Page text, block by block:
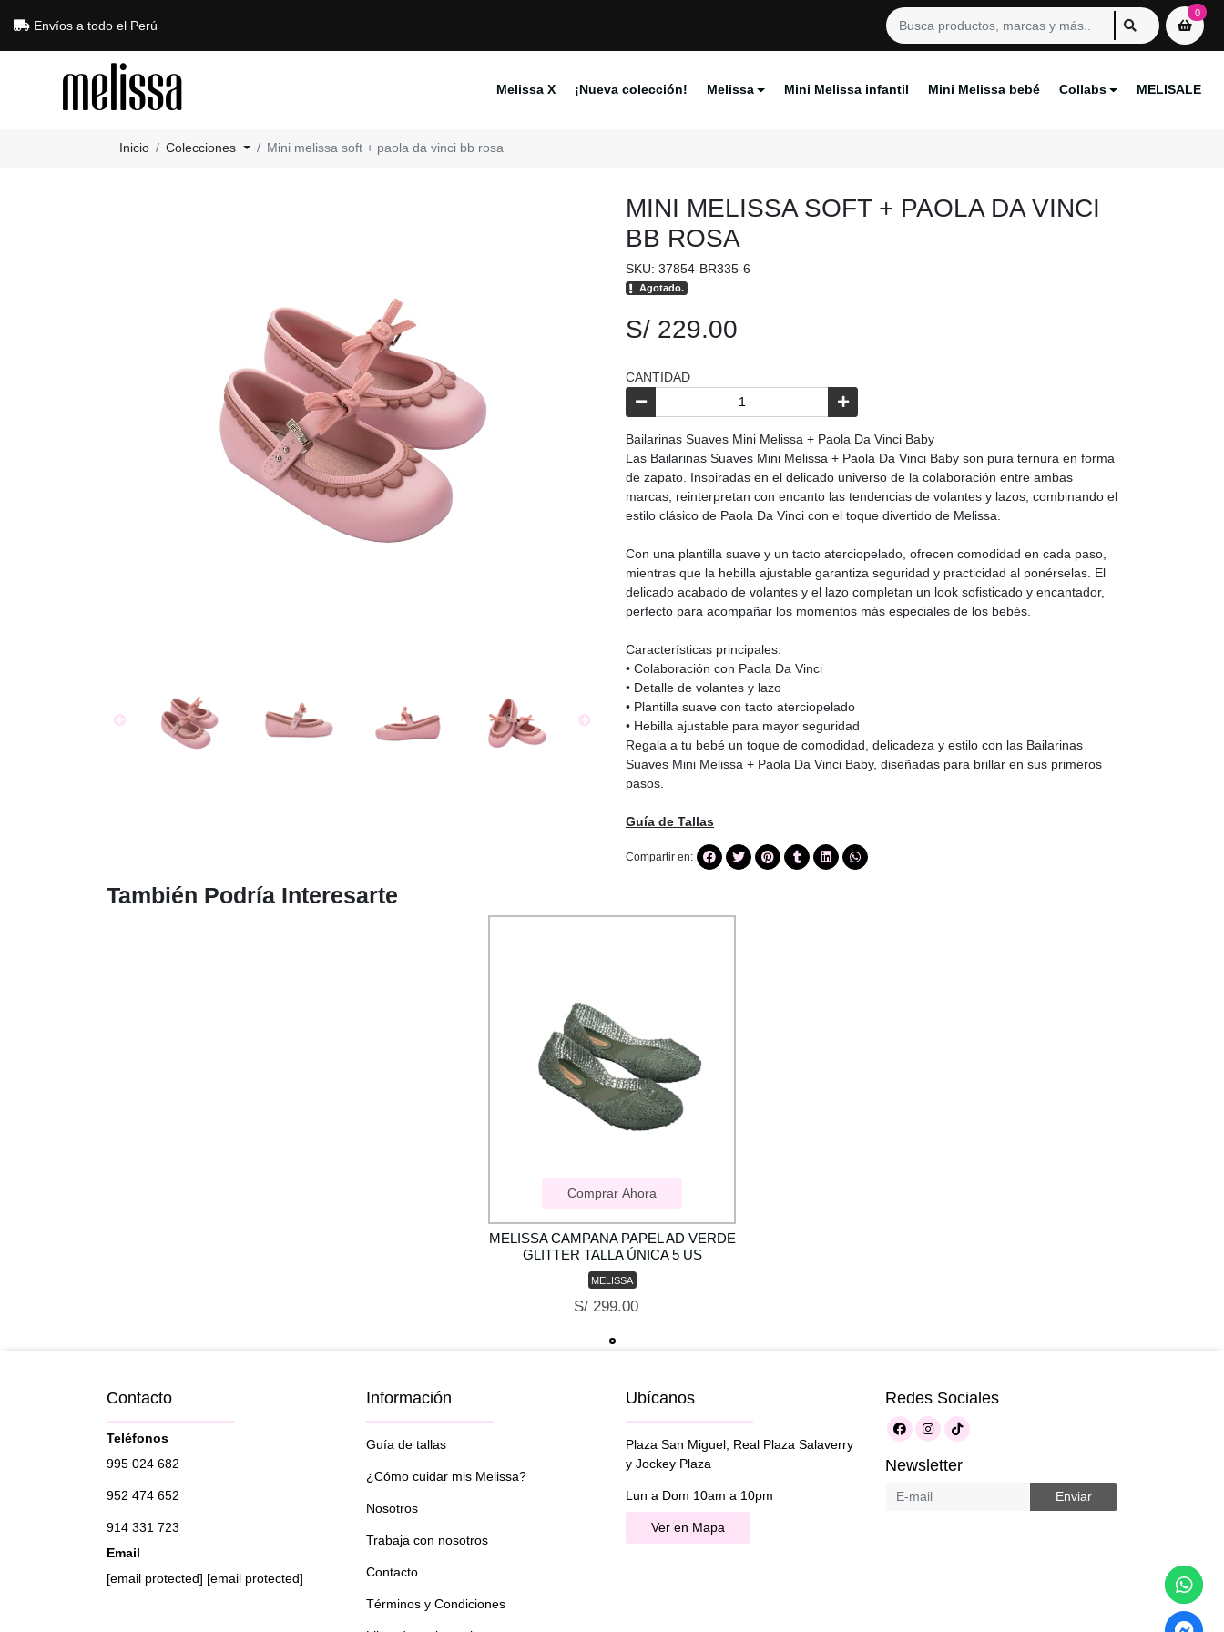
Envíos a todo el Perú
0
Melissa X ¡Nueva colección! Melissa Mini Melissa infantil Mini Melissa bebé Collabs MELISALE
Inicio Colecciones Mini melissa soft + paola da vinci bb rosa
MINI MELISSA SOFT + PAOLA DA VINCI
BB ROSA
SKU: 37854-BR335-6
Agotado.
S/ 229.00
CANTIDAD
Bailarinas Suaves Mini Melissa + Paola Da Vinci Baby
Las Bailarinas Suaves Mini Melissa + Paola Da Vinci Baby son pura ternura en forma
de zapato. Inspiradas en el delicado universo de la colaboración entre ambas
marcas, reinterpretan con encanto las tendencias de volantes y lazos, combinando el
estilo clásico de Paola Da Vinci con el toque divertido de Melissa.
Con una plantilla suave y un tacto aterciopelado, ofrecen comodidad en cada paso,
mientras que la hebilla ajustable garantiza seguridad y practicidad al ponérselas. El
delicado acabado de volantes y el lazo completan un look sofisticado y encantador,
perfecto para acompañar los momentos más especiales de los bebés.
Características principales:
• Colaboración con Paola Da Vinci
• Detalle de volantes y lazo
• Plantilla suave con tacto aterciopelado
• Hebilla ajustable para mayor seguridad
Regala a tu bebé un toque de comodidad, delicadeza y estilo con las Bailarinas
Suaves Mini Melissa + Paola Da Vinci Baby, diseñadas para brillar en sus primeros
pasos.
Guía de Tallas
Compartir en:
También Podría Interesarte
Comprar Ahora
MELISSA CAMPANA PAPEL AD VERDE
GLITTER TALLA ÚNICA 5 US
MELISSA
S/ 299.00
Contacto
Teléfonos
995 024 682
952 474 652
914 331 723
Email
[email protected] [email protected]
Información
Guía de tallas
¿Cómo cuidar mis Melissa?
Nosotros
Trabaja con nosotros
Contacto
Términos y Condiciones
Ubícanos
Plaza San Miguel, Real Plaza Salaverry
y Jockey Plaza
Lun a Dom 10am a 10pm
Ver en Mapa
Redes Sociales
Newsletter
Enviar